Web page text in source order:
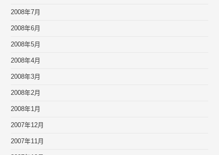
2008年7月
2008年6月
2008年5月
2008年4月
2008年3月
2008年2月
2008年1月
2007年12月
2007年11月